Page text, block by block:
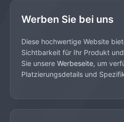
Werben Sie bei uns
Diese hochwertige Website
Sichtbarkeit für Ihr Produkt
Sie unsere Werbeseite, um
Platzierungsdetails und